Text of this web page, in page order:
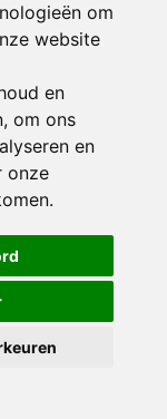
om
website
en
om ons
en
onze